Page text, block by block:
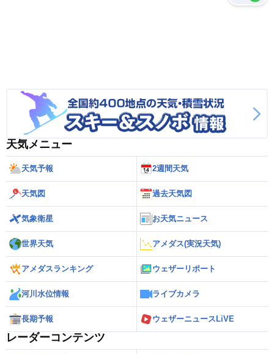
天気メニュー
天気予報 2週間天気
天気図 過去天気図
気象衛星 お天気ニュース
世界天気 アメダス(実況天気)
アメダスランキング ウェザーリポート
河川水位情報 ライブカメラ
長期予報 ウェザーニュースLiVE
レーダーコンテンツ